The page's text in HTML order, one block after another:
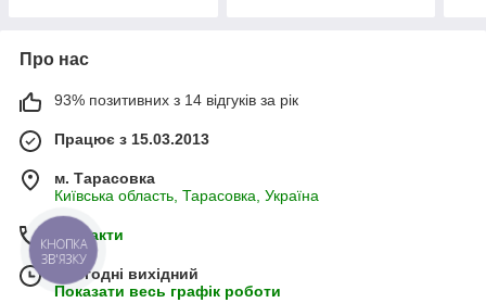
Про нас
93% позитивних з 14 відгуків за рік
Працює з 15.03.2013
м. Тарасовка
Київська область, Тарасовка, Україна
Контакти
Сьогодні вихідний
Показати весь графік роботи
КНОПКА
ЗВ'ЯЗКУ